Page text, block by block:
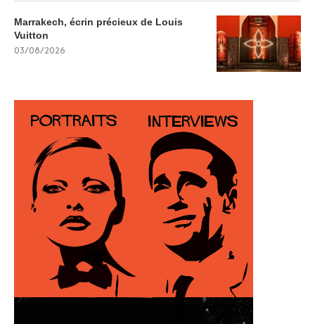
Marrakech, écrin précieux de Louis
Vuitton
03/08/2026